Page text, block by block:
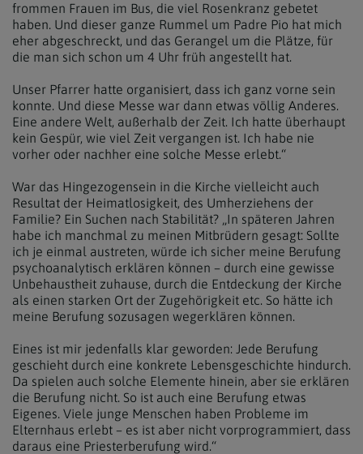
frommen Frauen im Bus, die viel Rosenkranz gebetet
haben. Und dieser ganze Rummel um Padre Pio hat mich
eher abgeschreckt, und das Gerangel um die Plätze, für
die man sich schon um 4 Uhr früh angestellt hat.
Unser Pfarrer hatte organisiert, dass ich ganz vorne sein
konnte. Und diese Messe war dann etwas völlig Anderes.
Eine andere Welt, außerhalb der Zeit. Ich hatte überhaupt
kein Gespür, wie viel Zeit vergangen ist. Ich habe nie
vorher oder nachher eine solche Messe erlebt.“
War das Hingezogensein in die Kirche vielleicht auch
Resultat der Heimatlosigkeit, des Umherziehens der
Familie? Ein Suchen nach Stabilität? „In späteren Jahren
habe ich manchmal zu meinen Mitbrüdern gesagt: Sollte
ich je einmal austreten, würde ich sicher meine Berufung
psychoanalytisch erklären können – durch eine gewisse
Unbehaustheit zuhause, durch die Entdeckung der Kirche
als einen starken Ort der Zugehörigkeit etc. So hätte ich
meine Berufung sozusagen wegerklären können.
Eines ist mir jedenfalls klar geworden: Jede Berufung
geschieht durch eine konkrete Lebensgeschichte hindurch.
Da spielen auch solche Elemente hinein, aber sie erklären
die Berufung nicht. So ist auch eine Berufung etwas
Eigenes. Viele junge Menschen haben Probleme im
Elternhaus erlebt – es ist aber nicht vorprogrammiert, dass
daraus eine Priesterberufung wird.“